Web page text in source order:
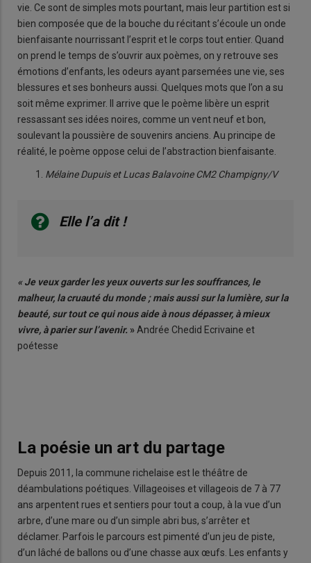
vie. Ce sont de simples mots pourtant, mais leur partition est si
bien composée que de la bouche du récitant s’écoule un onde
bienfaisante nourrissant l’esprit et le corps tout entier. Quand
on prend le temps de s’ouvrir aux poèmes, on y retrouve ses
émotions d’enfants, les odeurs ayant parsemées une vie, ses
blessures et ses bonheurs aussi. Quelques mots que l’on a su
soit même exprimer. Il arrive que le poème libère un esprit
ressassant ses idées noires, comme un vent neuf et bon,
soulevant la poussière de souvenirs anciens. Au principe de
réalité, le poème oppose celui de l’abstraction bienfaisante.
Mélaine Dupuis et Lucas Balavoine CM2 Champigny/V
Elle l’a dit !
« Je veux garder les yeux ouverts sur les souffrances, le
malheur, la cruauté du monde ; mais aussi sur la lumière, sur la
beauté, sur tout ce qui nous aide à nous dépasser, à mieux
vivre, à parier sur l’avenir. » Andrée Chedid Ecrivaine et
poétesse
La poésie un art du partage
Depuis 2011, la commune richelaise est le théâtre de
déambulations poétiques. Villageoises et villageois de 7 à 77
ans arpentent rues et sentiers pour tout a coup, à la vue d’un
arbre, d’une mare ou d’un simple abri bus, s’arrêter et
déclamer. Parfois le parcours est pimenté d’un jeu de piste,
d’un lâché de ballons ou d’une chasse aux œufs. Les enfants y